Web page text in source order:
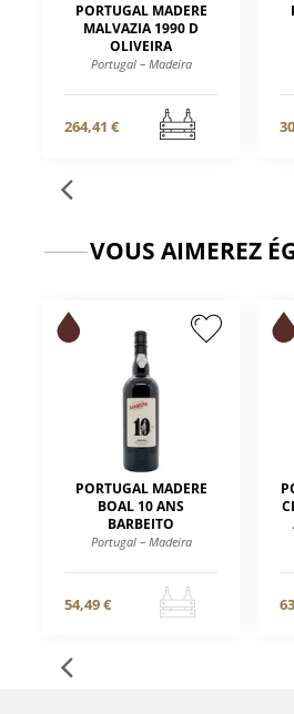
PORTUGAL MADERE
MALVAZIA 1990 D
OLIVEIRA
Portugal – Madeira
264,41 €
VOUS AIMEREZ
PORTUGAL MADERE
BOAL 10 ANS
BARBEITO
Portugal – Madeira
54,49 €